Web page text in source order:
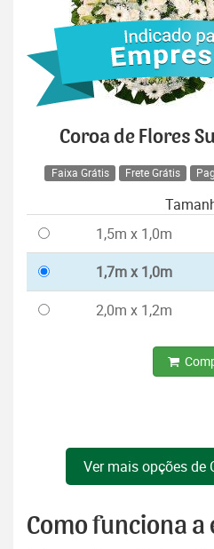
Coroa de Flores
Faixa Grátis Frete Grátis
1,5m x 1,0m
1,7m x 1,0m
2,0m x 1,2m
Ver mais opções de
Como funciona a